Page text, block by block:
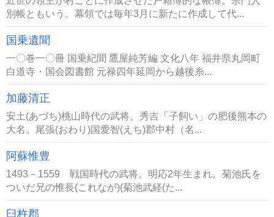
別帳ともいう。幕領では毎年3月に新たに作成して代...
国乗遺聞
一〇巻一〇冊 国乗紀聞 鷹屋純芳編 文化八年 福井県丸岡町
白道寺・国会図書館 元禄四年延岡から越後糸...
加藤清正
安土(あづち)桃山時代の武将。秀吉「子飼い」の肥後熊本の
大名。尾張(おわり)国愛智(えち)郡中村（名...
阿蘇惟豊
1493－1559 戦国時代の武将。明応2年生まれ。菊池氏を
ついだ兄の惟長(これなが)(菊池武経(た...
臼杵郡